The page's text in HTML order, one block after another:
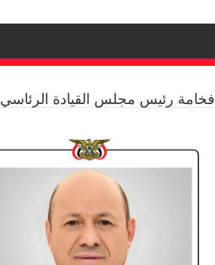
فخامة رئيس مجلس القيادة الرئاسي